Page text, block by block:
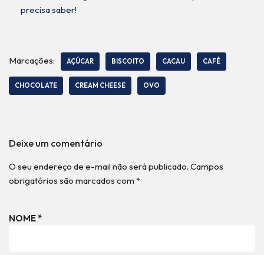
precisa saber!
Marcações: AÇÚCAR BISCOITO CACAU CAFÉ
CHOCOLATE CREAM CHEESE OVO
Deixe um comentário
O seu endereço de e-mail não será publicado. Campos
obrigatórios são marcados com *
NOME*